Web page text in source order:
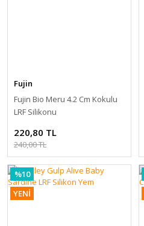
Fujin
Fujin Bio Meru 4.2 Cm Kokulu
LRF Silikonu
220,80 TL
240,00 TL
%10
YENİ